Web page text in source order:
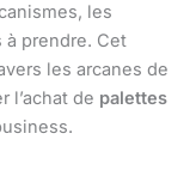
les
à prendre. Cet
les arcanes de
l’achat de palettes